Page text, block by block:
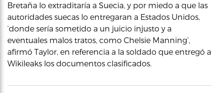
Bretaña lo extraditaría a Suecia, y por miedo a que las
autoridades suecas lo entregaran a Estados Unidos,
‘donde sería sometido a un juicio injusto y a
eventuales malos tratos, como Chelsie Manning’,
afirmó Taylor, en referencia a la soldado que entregó a
Wikileaks los documentos clasificados.